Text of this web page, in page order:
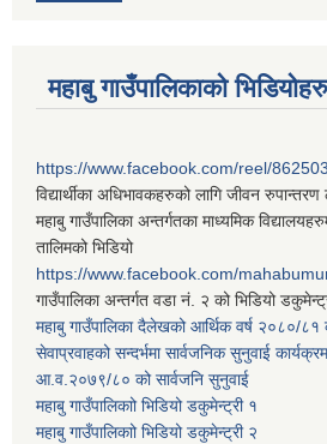
महाबु गाउँपालिकाको भिडियोहरु
https://www.facebook.com/reel/
विद्यार्थीका अधिभावकहरुको लागि जीवन रुपान्तरण
महाबु गाउँपालिका अन्तर्गतका माध्यमिक
तालिमको भिडियो
https://www.facebook.com/
गाउँपालिका अन्तर्गत वडा नं. २ को भिडियो
महाबु गाउँपालिका दैलेखको आर्थिक वर्ष २०८०/८१
सेवाप्रवाहको सन्दर्भमा सार्वजनिक सुनुवाई
आ.व.२०७९/८० को सार्वजनि सुनुवाई
महाबु गाउँपालिकाो भिडियो डकुमेन्ट्री १
महाबु गाउँपालिकाो भिडियो डकुमेन्ट्री २